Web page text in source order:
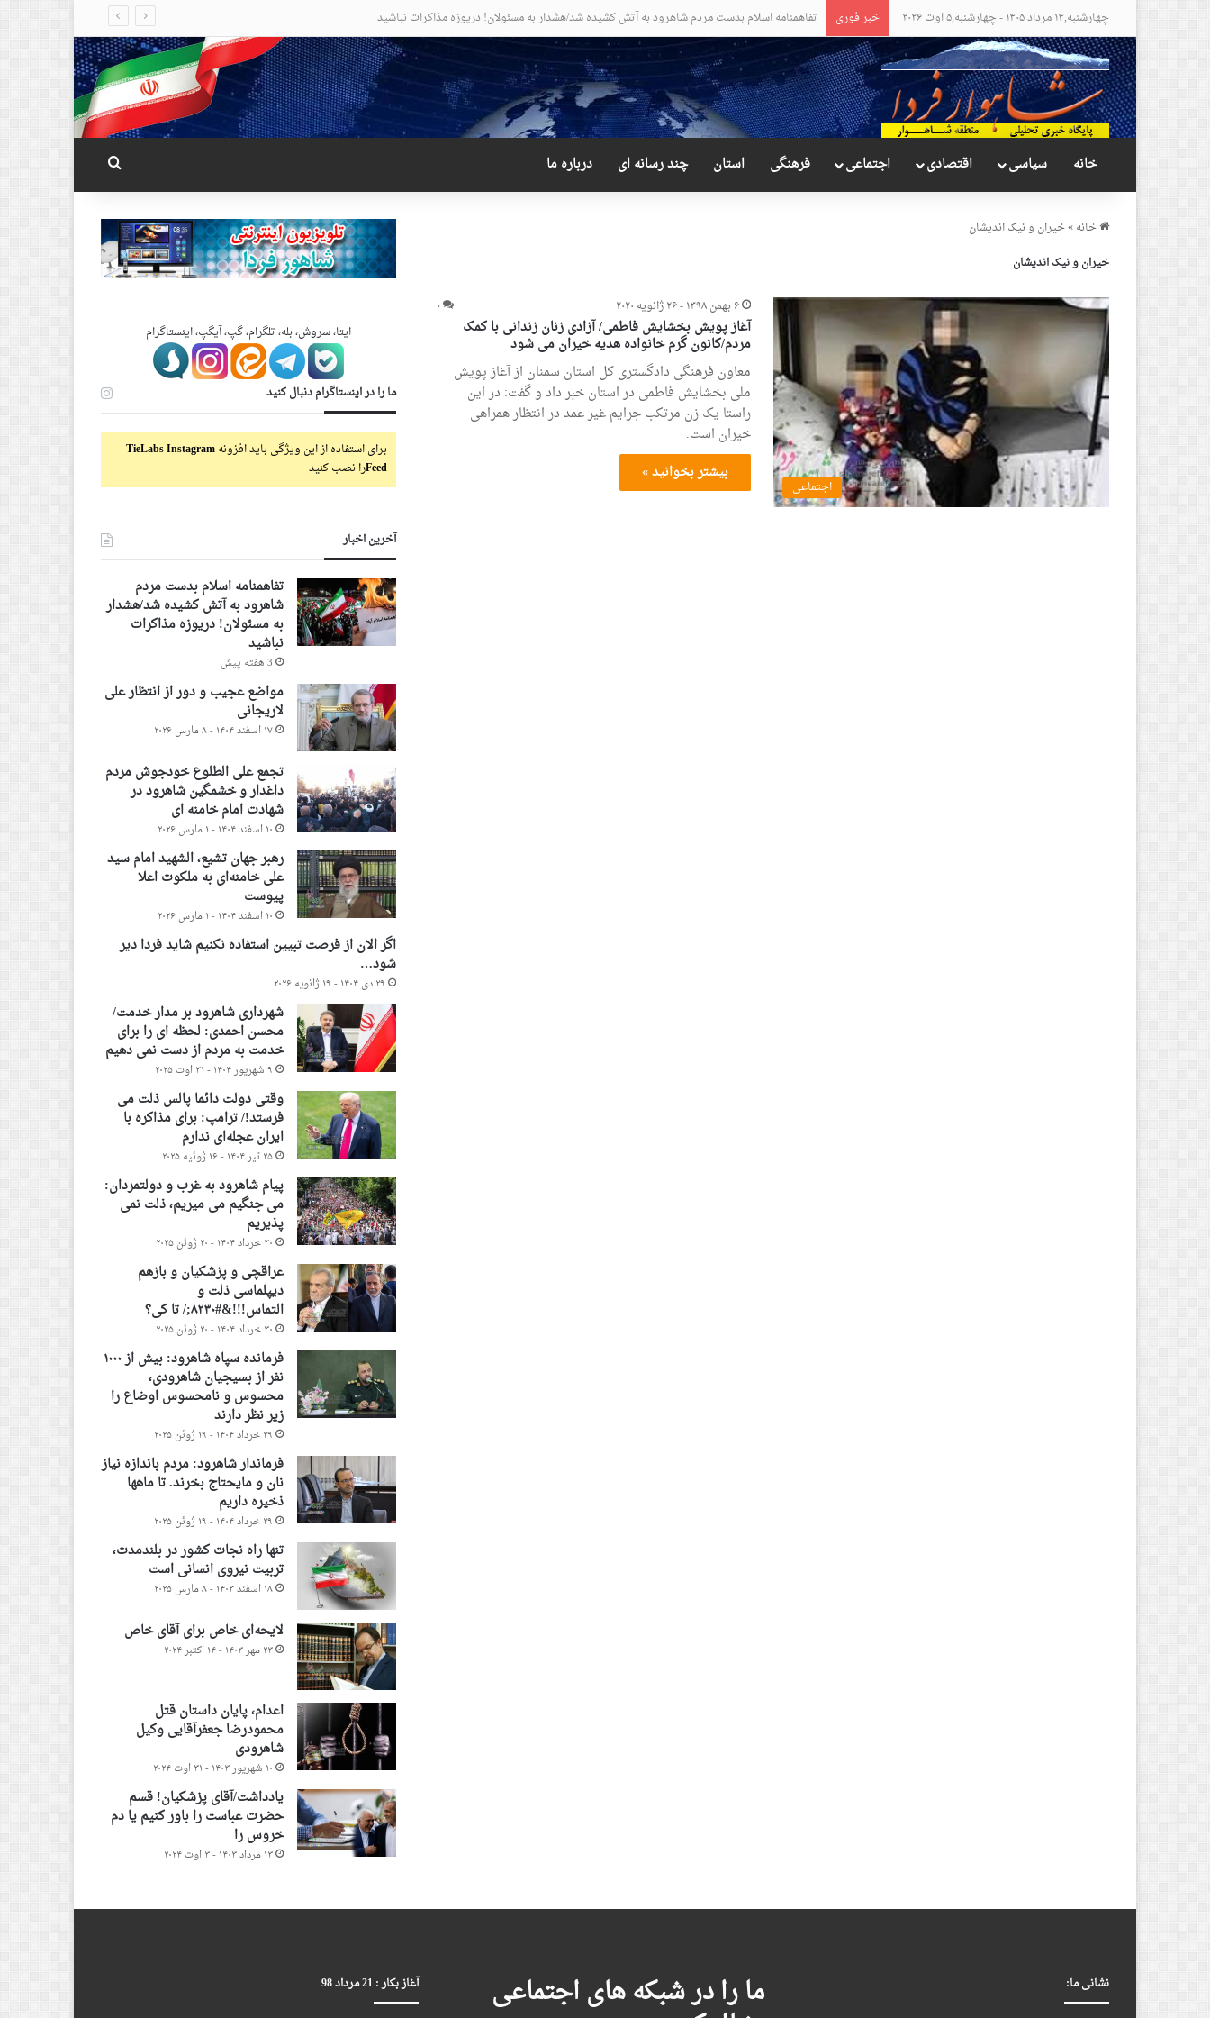
چهارشنبه,۱۴ مرداد ۱۴۰۵ - چهارشنبه,۵ اوت ۲۰۲۶ خبر فوری مواضع عجیب و دور از انتظار علی لاریجانی
خانه سیاسی اقتصادی اجتماعی فرهنگی استان چند رسانه ای درباره ما
خانه»خیران و نیک اندیشان
خیران و نیک اندیشان
اجتماعی
۶ بهمن ۱۳۹۸ - ۲۶ ژانویه ۲۰۲۰ ۰
آغاز پویش بخشایش فاطمی/ آزادی زنان زندانی با کمک
مردم/کانون گرم خانواده هدیه خیران می شود
معاون فرهنگی دادگستری کل استان سمنان از آغاز پویش
ملی بخشایش فاطمی در استان خبر داد و گفت: در این
راستا یک زن مرتکب جرایم غیر عمد در انتظار همراهی
خیران است.
بیشتر بخوانید »
ایتا، سروش، بله، تلگرام، گپ، آیگپ، اینستاگرام
ما را در اینستاگرام دنبال کنید
برای استفاده از این ویژگی باید افزونهTieLabs Instagram
Feedرا نصب کنید
آخرین اخبار
تفاهمنامه اسلام بدست مردم
شاهرود به آتش کشیده شد/هشدار
به مسئولان! دریوزه مذاکرات
نباشید
3 هفته پیش
مواضع عجیب و دور از انتظار علی
لاریجانی
۱۷ اسفند ۱۴۰۴ - ۸ مارس ۲۰۲۶
تجمع علی الطلوع خودجوش مردم
داغدار و خشمگین شاهرود در
شهادت امام خامنه ای
۱۰ اسفند ۱۴۰۴ - ۱ مارس ۲۰۲۶
رهبر جهان تشیع، الشهید امام سید
علی خامنه‌ای به ملکوت اعلا
پیوست
۱۰ اسفند ۱۴۰۴ - ۱ مارس ۲۰۲۶
اگر الان از فرصت تبیین استفاده نکنیم شاید فردا دیر
شود…
۲۹ دی ۱۴۰۴ - ۱۹ ژانویه ۲۰۲۶
شهرداری شاهرود بر مدار خدمت/
محسن احمدی: لحظه ای را برای
خدمت به مردم از دست نمی دهیم
۹ شهریور ۱۴۰۴ - ۳۱ اوت ۲۰۲۵
وقتی دولت دائما پالس ذلت می
فرستد!/ ترامپ: برای مذاکره با
ایران عجله‌ای ندارم
۲۵ تیر ۱۴۰۴ - ۱۶ ژوئیه ۲۰۲۵
پیام شاهرود به غرب و دولتمردان:
می جنگیم می میریم، ذلت نمی
پذیریم
۳۰ خرداد ۱۴۰۴ - ۲۰ ژوئن ۲۰۲۵
عراقچی و پزشکیان و بازهم
دیپلماسی ذلت و
التماس!!!&#۸۲۳۰;/ تا کی؟
۳۰ خرداد ۱۴۰۴ - ۲۰ ژوئن ۲۰۲۵
فرمانده سپاه شاهرود: بیش از ۱۰۰۰
نفر از بسیجیان شاهرودی،
محسوس و نامحسوس اوضاع را
زیر نظر دارند
۲۹ خرداد ۱۴۰۴ - ۱۹ ژوئن ۲۰۲۵
فرماندار شاهرود: مردم باندازه نیاز
نان و مایحتاج بخرند. تا ماهها
ذخیره داریم
۲۹ خرداد ۱۴۰۴ - ۱۹ ژوئن ۲۰۲۵
تنها راه نجات کشور در بلندمدت،
تربیت نیروی انسانی است
۱۸ اسفند ۱۴۰۳ - ۸ مارس ۲۰۲۵
لایحه‌ای خاص برای آقای خاص
۲۳ مهر ۱۴۰۳ - ۱۴ اکتبر ۲۰۲۴
اعدام، پایان داستان قتل
محمودرضا جعفرآقایی وکیل
شاهرودی
۱۰ شهریور ۱۴۰۳ - ۳۱ اوت ۲۰۲۴
یادداشت/آقای پزشکیان! قسم
حضرت عباست را باور کنیم یا دم
خروس را
۱۳ مرداد ۱۴۰۳ - ۳ اوت ۲۰۲۴
نشانی ما: ما را در شبکه های اجتماعی آغاز بکار : 21 مرداد 98